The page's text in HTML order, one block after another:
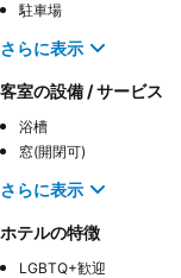
駐車場
さらに表示
客室の設備 / サービス
浴槽
窓(開閉可)
さらに表示
ホテルの特徴
LGBTQ+歓迎